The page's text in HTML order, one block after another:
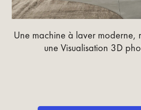
Une machine à laver moderne,
une Visualisation 3D